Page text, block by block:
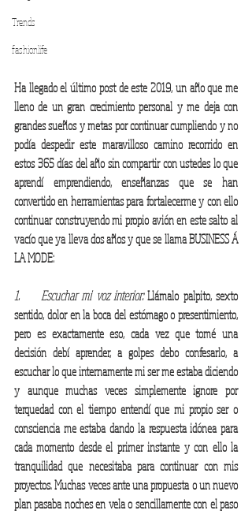
Trends
fashionlife
Ha llegado el último post de este 2019, un año que me
lleno de un gran crecimiento personal y me deja con
grandes sueños y metas por continuar cumpliendo y no
podía despedir este maravilloso camino recorrido en
estos 365 días del año sin compartir con ustedes lo que
aprendí emprendiendo, enseñanzas que se han
convertido en herramientas para fortalecerme y con ello
continuar construyendo mi propio avión en este salto al
vacío que ya lleva dos años y que se llama BUSINESS Á
LA MODE:
1.     Escuchar mi voz interior: Llámalo palpito, sexto
sentido, dolor en la boca del estómago o presentimiento,
pero es exactamente eso, cada vez que tomé una
decisión debí aprender, a golpes debo confesarlo, a
escuchar lo que internamente mi ser me estaba diciendo
y aunque muchas veces simplemente ignore por
terquedad con el tiempo entendí que mi propio ser o
consciencia me estaba dando la respuesta idónea para
cada momento desde el primer instante y con ello la
tranquilidad que necesitaba para continuar con mis
proyectos. Muchas veces ante una propuesta o un nuevo
plan pasaba noches en vela o sencillamente con el paso